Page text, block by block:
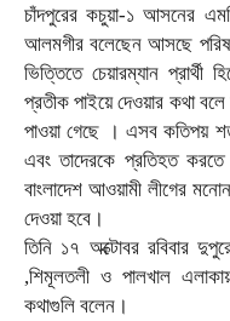
চাঁদপুরের কচুয়া-১ আসনের
আলমগীর বলেছেন আসছে পরিষদ
ভিত্তিতে চেয়ারম্যান
প্রতীক পাইয়ে দেওয়ার কথা
পাওয়া গেছে । এসব কতিপয়
এবং তাদেরকে প্রতিহত করতে
বাংলাদেশ আওয়ামী লীগের
দেওয়া হবে।
তিনি ১৭ অক্টোবর রবিবার
,শিমূলতলী ও পালখাল
কথাগুলি বলেন।